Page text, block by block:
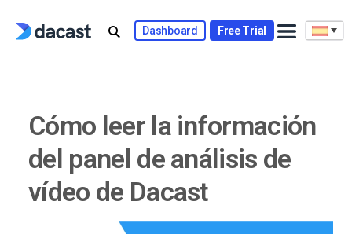
Dashboard Free Trial
Cómo leer la información
del panel de análisis de
vídeo de Dacast